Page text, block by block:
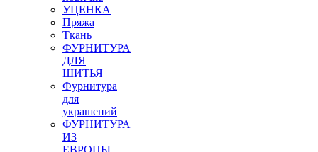
УЦЕНКА
Пряжа
Ткань
ФУРНИТУРА
ДЛЯ
ШИТЬЯ
Фурнитура
для
украшений
ФУРНИТУРА
ИЗ
ЕВРОПЫ